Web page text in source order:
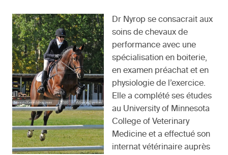
Dr Nyrop se consacrait aux
soins de chevaux de
performance avec une
spécialisation en boiterie,
en examen préachat et en
physiologie de l’exercice.
Elle a complété ses études
au University of Minnesota
College of Veterinary
Medicine et a effectué son
internat vétérinaire auprès